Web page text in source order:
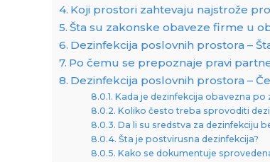
Koji prostori zahtevaju najstrože
Šta su zakonske obaveze firme u
Dezinfekcija poslovnih prostora –
Po čemu se prepoznaje pravi
Dezinfekcija poslovnih prostora –
Kada je dezinfekcija obavezna po
Koliko često treba sprovoditi
Da li su sredstva za dezinfekciju
Šta je postvirusna dezinfekcija?
Kako se dokumentuje